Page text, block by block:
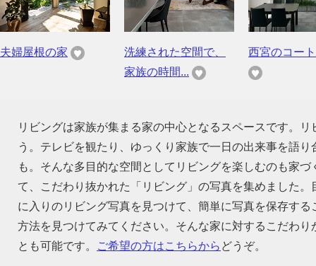
夫婦屋根の家
洗練された空間で、
家族の時間...
西宮のコー
リビングは家族が集まる家の中心となるスペースです。
う。テレビを観たり、ゆっくり家族で一日の出来事を語
も。そんな多目的な空間としてリビングを楽しむのも家
て、こだわり抜かれた「リビング」の写真を集めました
に入りのリビング写真を見つけて、簡単に写真を保存す
方法を見つけてみてください。そんな家に対するこだわ
とも可能です。
ご希望の方はこちらから どうぞ。